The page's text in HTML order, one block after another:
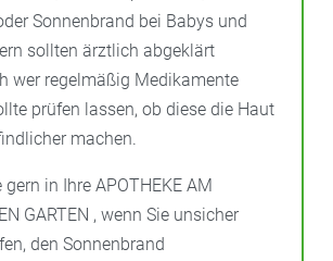
Sonnenbrand bei Babys und
sollten ärztlich abgeklärt
wer regelmäßig Medikamente
prüfen lassen, ob diese die Haut
machen.
in Ihre APOTHEKE AM
GARTEN , wenn Sie unsicher
den Sonnenbrand